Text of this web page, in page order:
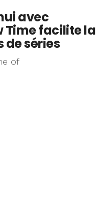
avec
Time facilite la
de séries
of